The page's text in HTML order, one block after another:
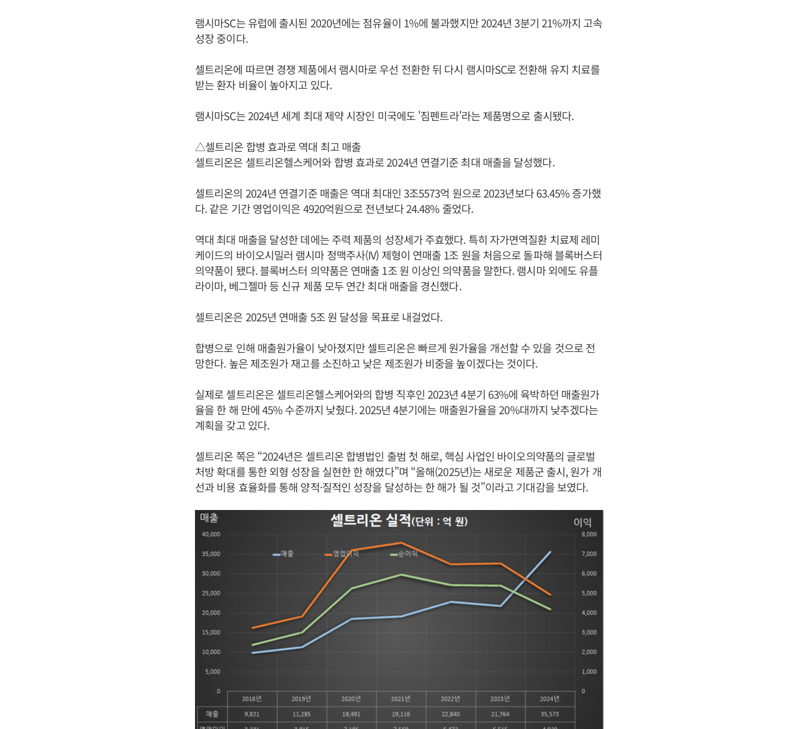
램시마SC는 유럽에 출시된 2020년에는 점유율이 1%에 불과했지만 2024년 3분기 21%까지 고속
성장 중이다.
셀트리온에 따르면 경쟁 제품에서 램시마로 우선 전환한 뒤 다시 램시마SC로 전환해 유지 치료를
받는 환자 비율이 높아지고 있다.
램시마SC는 2024년 세계 최대 제약 시장인 미국에도 '짐펜트라'라는 제품명으로 출시됐다.
△셀트리온 합병 효과로 역대 최고 매출
셀트리온은 셀트리온헬스케어와 합병 효과로 2024년 연결기준 최대 매출을 달성했다.
셀트리온의 2024년 연결기준 매출은 역대 최대인 3조5573억 원으로 2023년보다 63.45% 증가했
다. 같은 기간 영업이익은 4920억원으로 전년보다 24.48% 줄었다.
역대 최대 매출을 달성한 데에는 주력 제품의 성장세가 주효했다. 특히 자가면역질환 치료제 레미
케이드의 바이오시밀러 램시마 정맥주사(IV) 제형이 연매출 1조 원을 처음으로 돌파해 블록버스터
의약품이 됐다. 블록버스터 의약품은 연매출 1조 원 이상인 의약품을 말한다. 램시마 외에도 유플
라이마, 베그젤마 등 신규 제품 모두 연간 최대 매출을 경신했다.
셀트리온은 2025년 연매출 5조 원 달성을 목표로 내걸었다.
합병으로 인해 매출원가율이 낮아졌지만 셀트리온은 빠르게 원가율을 개선할 수 있을 것으로 전
망한다. 높은 제조원가 재고를 소진하고 낮은 제조원가 비중을 높이겠다는 것이다.
실제로 셀트리온은 셀트리온헬스케어와의 합병 직후인 2023년 4분기 63%에 육박하던 매출원가
율을 한 해 만에 45% 수준까지 낮췄다. 2025년 4분기에는 매출원가율을 20%대까지 낮추겠다는
계획을 갖고 있다.
셀트리온 쪽은 “2024년은 셀트리온 합병법인 출범 첫 해로, 핵심 사업인 바이오의약품의 글로벌
처방 확대를 통한 외형 성장을 실현한 한 해였다”며 “올해(2025년)는 새로운 제품군 출시, 원가 개
선과 비용 효율화를 통해 양적·질적인 성장을 달성하는 한 해가 될 것”이라고 기대감을 보였다.